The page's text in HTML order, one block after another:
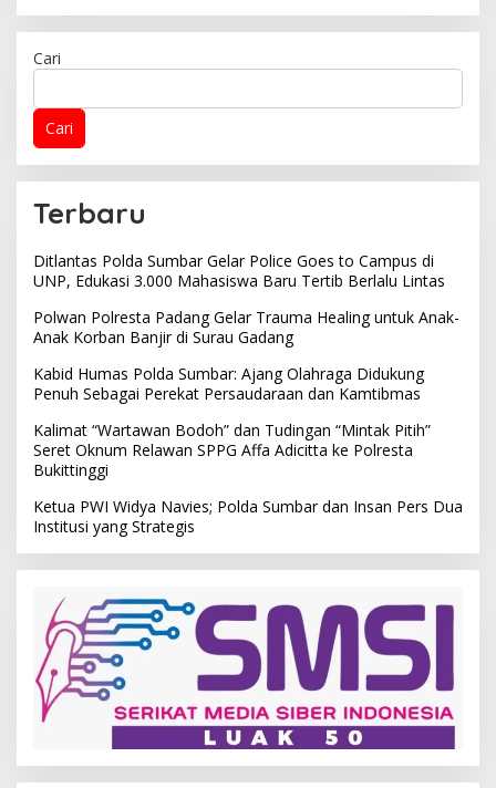
Cari
Cari
Terbaru
Ditlantas Polda Sumbar Gelar Police Goes to Campus di
UNP, Edukasi 3.000 Mahasiswa Baru Tertib Berlalu Lintas
Polwan Polresta Padang Gelar Trauma Healing untuk Anak-
Anak Korban Banjir di Surau Gadang
Kabid Humas Polda Sumbar: Ajang Olahraga Didukung
Penuh Sebagai Perekat Persaudaraan dan Kamtibmas
Kalimat “Wartawan Bodoh” dan Tudingan “Mintak Pitih”
Seret Oknum Relawan SPPG Affa Adicitta ke Polresta
Bukittinggi
Ketua PWI Widya Navies; Polda Sumbar dan Insan Pers Dua
Institusi yang Strategis